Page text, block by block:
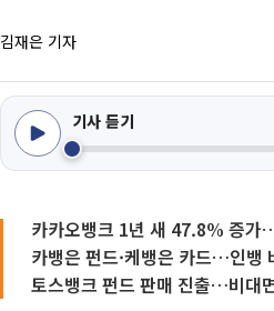
김재은 기자
기사 듣기
카카오뱅크 1년 새 47.8% 증가
카뱅은 펀드·케뱅은 카드…인뱅
토스뱅크 펀드 판매 진출…비대